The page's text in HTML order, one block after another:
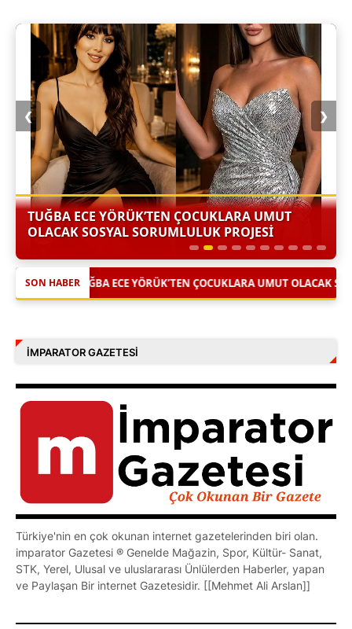
TUĞBA ECE YÖRÜK’TEN ÇOCUKLARA UMUT
OLACAK SOSYAL SORUMLULUK PROJESİ
❮ ❯
SON HABER
ÇOCUKLARA UMUT OLACAK SOSYAL SORUMLULUK PROJESİ
İMPARATOR GAZETESI
Türkiye'nin en çok okunan internet gazetelerinden biri olan.
imparator Gazetesi ® Genelde Mağazin, Spor, Kültür- Sanat,
STK, Yerel, Ulusal ve uluslararası Ünlülerden Haberler, yapan
ve Paylaşan Bir internet Gazetesidir. [[Mehmet Ali Arslan]]